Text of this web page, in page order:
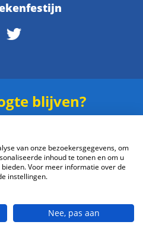
blijven?
| website doorBlueMinds.nl
van onze bezoekersgegevens, om
inhoud te tonen en om u
Voor meer informatie over de
instellingen.
Nee, pas aan